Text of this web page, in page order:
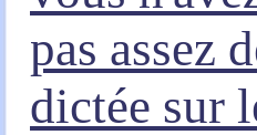
pas assez
dictée sur